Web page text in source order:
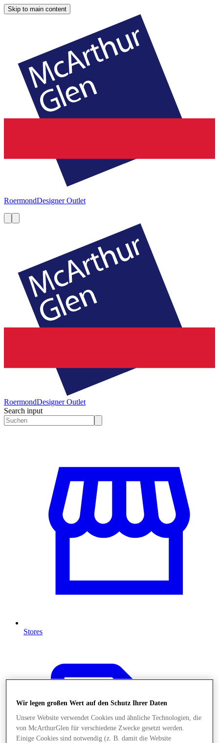
Skip to main content
RoermondDesigner Outlet
RoermondDesigner Outlet
Search input
Stores
Wir legen großen Wert auf den Schutz Ihrer Daten
Unsere Website verwendet Cookies und ähnliche Technologien, die
von McArthurGlen für verschiedene Zwecke gesetzt werden.
Einige Cookies sind notwendig (z. B. damit die Website